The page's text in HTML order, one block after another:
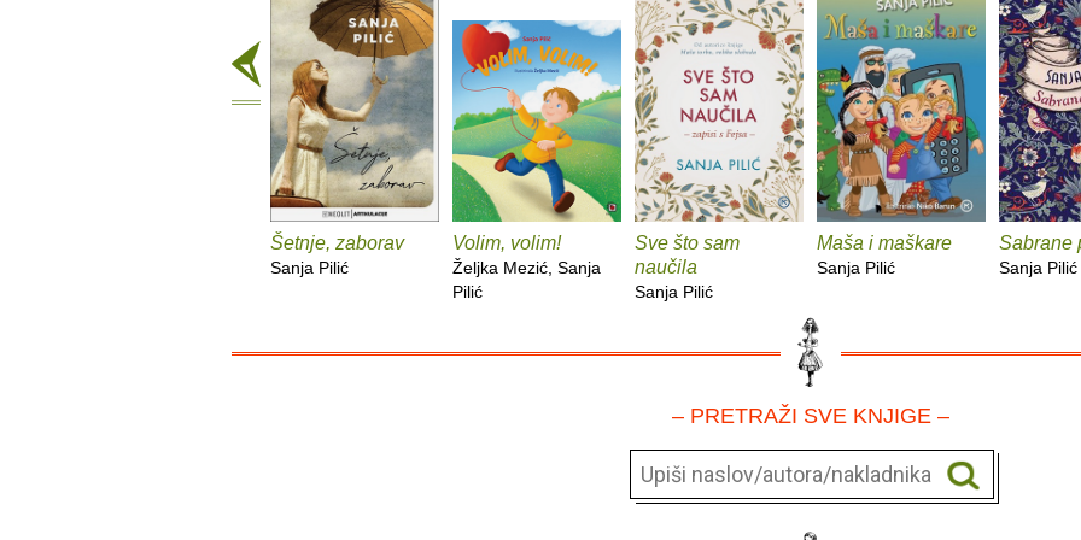
Šetnje, zaborav
Sanja Pilić
Volim, volim!
Željka Mezić, Sanja
Pilić
Sve što sam
naučila
Sanja Pilić
Maša i maškare
Sanja Pilić
Sabrane
Sanja Pilić
– PRETRAŽI SVE KNJIGE –